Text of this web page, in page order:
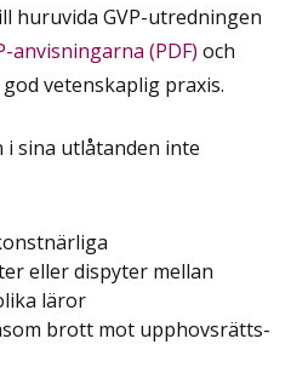
huruvida GVP-utredningen
anvisningarna (PDF) och
vetenskaplig praxis.
sina utlåtanden inte
eller dispyter mellan
läror
brott mot upphovsrätts-